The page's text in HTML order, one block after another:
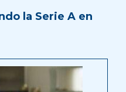
la Serie A en